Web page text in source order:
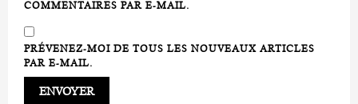
COMMENTAIRES PAR E-MAIL.
PRÉVENEZ-MOI DE TOUS LES NOUVEAUX ARTICLES
PAR E-MAIL.